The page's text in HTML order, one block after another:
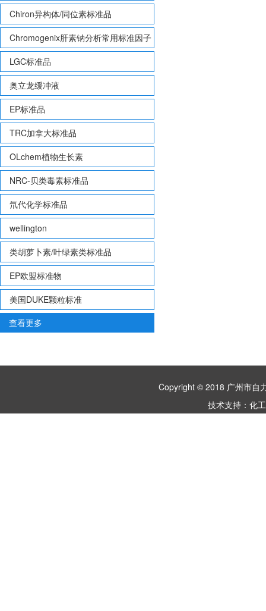
Chiron异构体/同位素标准品
Chromogenix肝素钠分析常用标准因子
LGC标准品
奥立龙缓冲液
EP标准品
TRC加拿大标准品
OLchem植物生长素
NRC-贝类毒素标准品
氘代化学标准品
wellington
类胡萝卜素/叶绿素类标准品
EP欧盟标准物
美国DUKE颗粒标准
查看更多
Copyright © 2018 广州市
技术支持： 化